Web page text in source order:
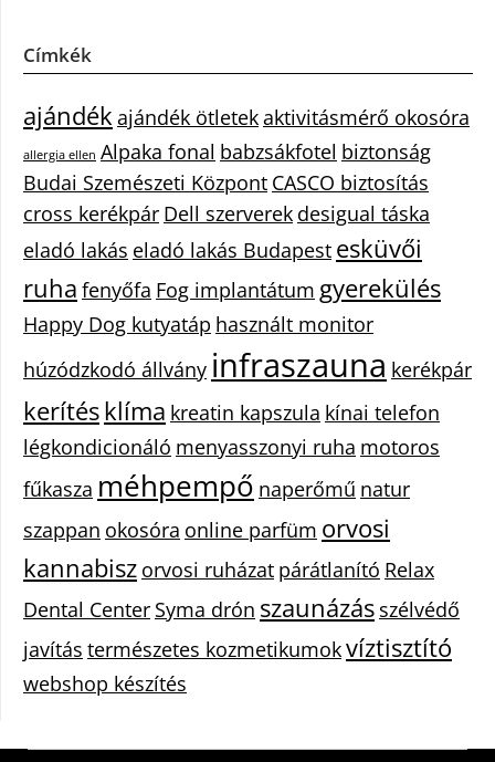
Címkék
ajándékajándék ötletekaktivitásmérő okosóra
allergia ellen Alpaka fonal babzsákfotel biztonság
Budai Szemészeti Központ CASCO biztosítás
cross kerékpár Dell szerverek desigual táska
eladó lakás eladó lakás Budapest esküvői
ruha fenyőfa Fog implantátum gyerekülés
Happy Dog kutyatáp használt monitor
húzódzkodó állvány infraszauna kerékpár
kerítésklíma kreatin kapszula kínai telefon
légkondicionáló menyasszonyi ruha motoros
fűkasza méhpempő naperőmű natur
szappan okosóra online parfüm orvosi
kannabisz orvosi ruházat párátlanító Relax
Dental Center Syma drón szaunázás szélvédő
javítás természetes kozmetikumokvíztisztító
webshop készítés